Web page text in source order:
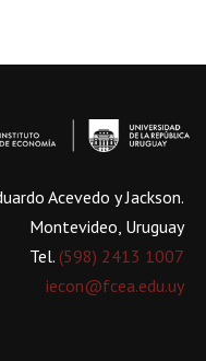
Acevedo y Jackson.
Montevideo, Uruguay
Tel. (598) 2413 1007
iecon@fcea.edu.uy